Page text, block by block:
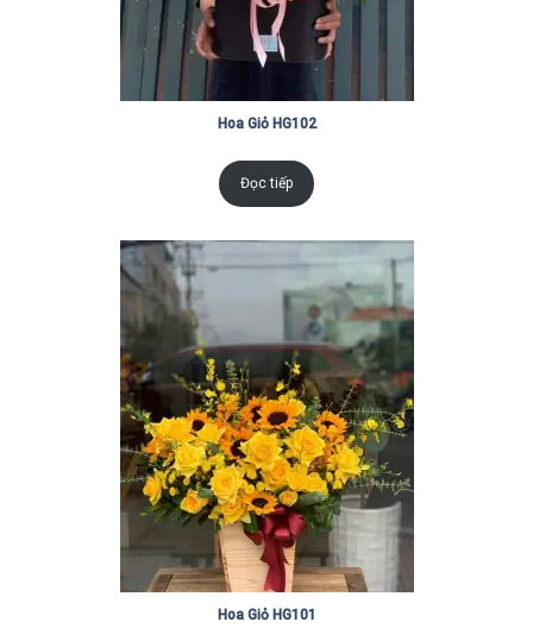
Hoa Giỏ HG102
Đọc tiếp
Hoa Giỏ HG101